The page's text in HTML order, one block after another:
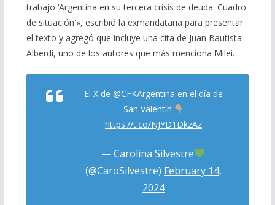
trabajo ‘Argentina en su tercera crisis de deuda. Cuadro
de situación'», escribió la exmandataria para presentar
el texto y agregó que incluye una cita de Juan Bautista
Alberdi, uno de los autores que más menciona Milei.
El X de @CFKArgentina en el día de
San Valentín
https://t.co/NJYD1DkzAz
— Carolina Silvestre
(@CaroSilvestre) February 14,
2024